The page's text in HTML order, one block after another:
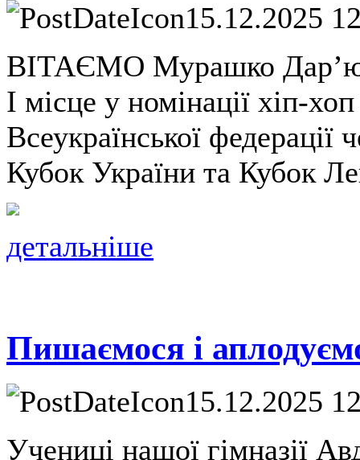
15.12.2025
ВІТАЄМО Мурашко Дарʼю,
І місце у номінації хіп-
Всеукраїнської федерації
Кубок України та Кубок
детальніше
Пишаємося і
15.12.2025
Учениці нашої гімназії